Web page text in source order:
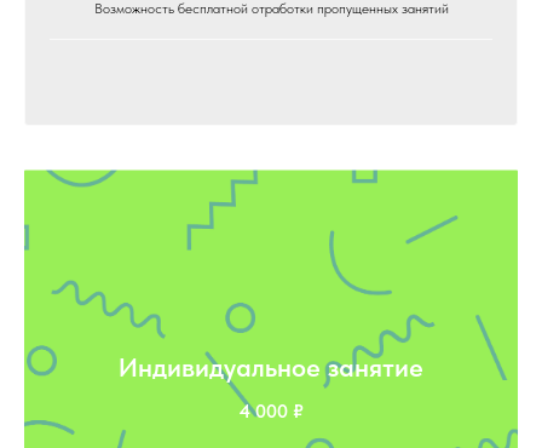
Возможность бесплатной отработки пропущенных занятий
Индивидуальное занятие
4 000 ₽